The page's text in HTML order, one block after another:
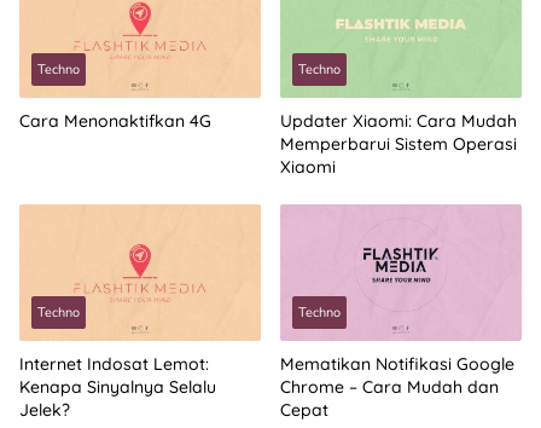
Techno
Cara Menonaktifkan 4G
Techno
Updater Xiaomi: Cara Mudah
Memperbarui Sistem Operasi
Xiaomi
Techno
Internet Indosat Lemot:
Kenapa Sinyalnya Selalu
Jelek?
Techno
Mematikan Notifikasi Google
Chrome – Cara Mudah dan
Cepat